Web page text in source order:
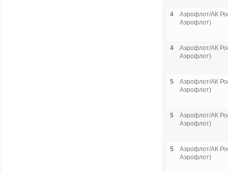
4
Аэрофлот/АК
Аэрофлот)
4
Аэрофлот/АК
Аэрофлот)
5
Аэрофлот/АК
Аэрофлот)
5
Аэрофлот/АК
Аэрофлот)
5
Аэрофлот/АК
Аэрофлот)